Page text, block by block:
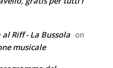
Riff - La Bussola on
musicale